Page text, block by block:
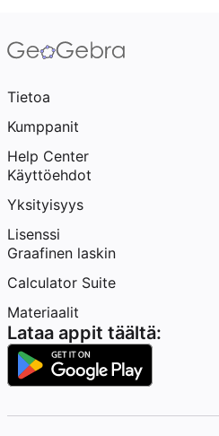
Tietoa
Kumppanit
Help Center
Käyttöehdot
Yksityisyys
Lisenssi
Graafinen laskin
Calculator Suite
Materiaalit
Lataa appit täältä: